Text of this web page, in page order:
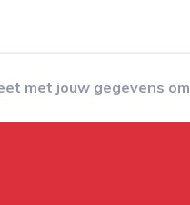
met jouw gegevens om